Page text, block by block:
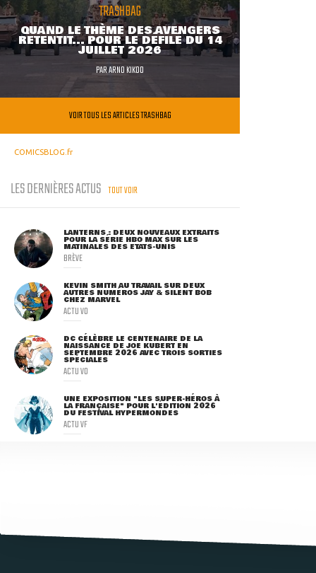
TRASHBAG
QUAND LE THÈME DES AVENGERS
RETENTIT... POUR LE DÉFILÉ DU 14
JUILLET 2026
PARARNO KIKOO
VOIR TOUS LES ARTICLES TRASHBAG
COMICSBLOG.fr
LES DERNIÈRES ACTUS TOUT VOIR
LANTERNS : DEUX NOUVEAUX EXTRAITS
POUR LA SÉRIE HBO MAX SUR LES
MATINALES DES ETATS-UNIS
BRÈVE
KEVIN SMITH AU TRAVAIL SUR DEUX
AUTRES NUMÉROS JAY & SILENT BOB
CHEZ MARVEL
ACTU VO
DC CÉLÈBRE LE CENTENAIRE DE LA
NAISSANCE DE JOE KUBERT EN
SEPTEMBRE 2026 AVEC TROIS SORTIES
SPÉCIALES
ACTU VO
UNE EXPOSITION "LES SUPER-HÉROS À
LA FRANÇAISE" POUR L'ÉDITION 2026
DU FESTIVAL HYPERMONDES
ACTU VF